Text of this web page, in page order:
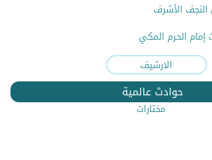
النجف الأشرف
إمام الحرم المكي
الارشيف
حوادث عالمية